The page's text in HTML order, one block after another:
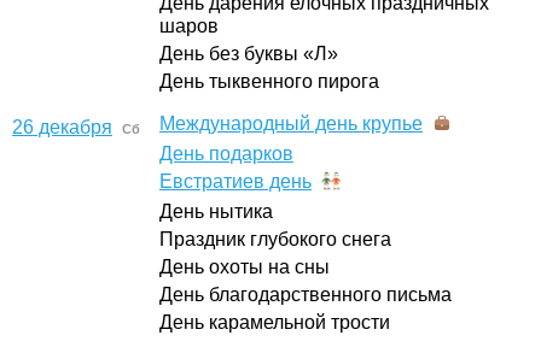
шаров
День без буквы «Л»
День тыквенного пирога
26 декабря Сб
Международный день крупье
День подарков
Евстратиев день
День нытика
Праздник глубокого снега
День охоты на сны
День благодарственного письма
День карамельной трости